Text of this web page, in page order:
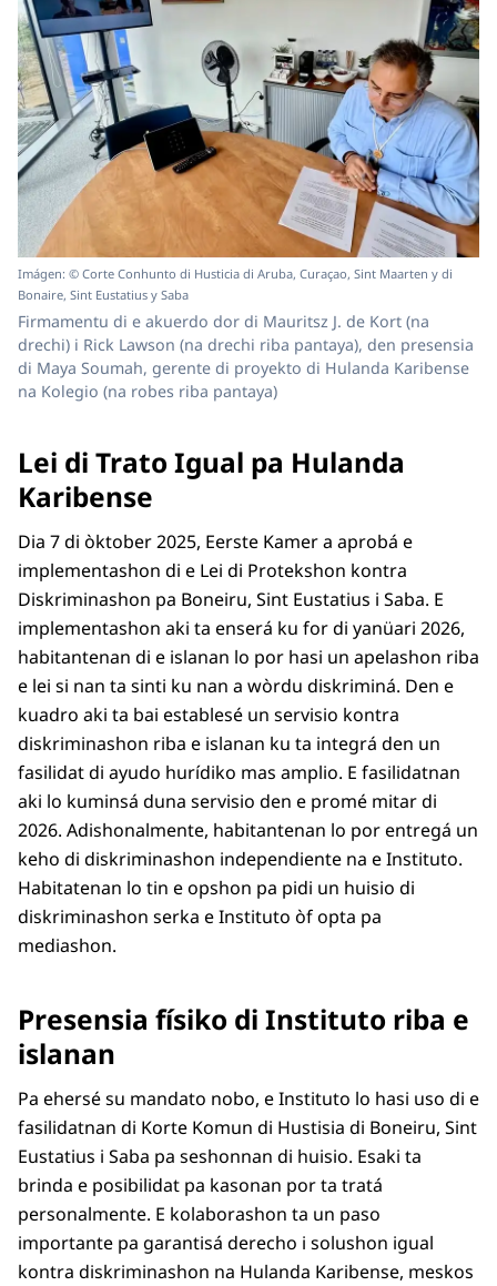
Imágen: © Corte Conhunto di Husticia di Aruba, Curaçao, Sint Maarten y di
Bonaire, Sint Eustatius y Saba
Firmamentu di e akuerdo dor di Mauritsz J. de Kort (na
drechi) i Rick Lawson (na drechi riba pantaya), den presensia
di Maya Soumah, gerente di proyekto di Hulanda Karibense
na Kolegio (na robes riba pantaya)
Lei di Trato Igual pa Hulanda
Karibense
Dia 7 di òktober 2025, Eerste Kamer a aprobá e
implementashon di e Lei di Protekshon kontra
Diskriminashon pa Boneiru, Sint Eustatius i Saba. E
implementashon aki ta enserá ku for di yanüari 2026,
habitantenan di e islanan lo por hasi un apelashon riba
e lei si nan ta sinti ku nan a wòrdu diskriminá. Den e
kuadro aki ta bai establesé un servisio kontra
diskriminashon riba e islanan ku ta integrá den un
fasilidat di ayudo hurídiko mas amplio. E fasilidatnan
aki lo kuminsá duna servisio den e promé mitar di
2026. Adishonalmente, habitantenan lo por entregá un
keho di diskriminashon independiente na e Instituto.
Habitatenan lo tin e opshon pa pidi un huisio di
diskriminashon serka e Instituto òf opta pa
mediashon.
Presensia físiko di Instituto riba e
islanan
Pa ehersé su mandato nobo, e Instituto lo hasi uso di e
fasilidatnan di Korte Komun di Hustisia di Boneiru, Sint
Eustatius i Saba pa seshonnan di huisio. Esaki ta
brinda e posibilidat pa kasonan por ta tratá
personalmente. E kolaborashon ta un paso
importante pa garantisá derecho i solushon igual
kontra diskriminashon na Hulanda Karibense, meskos